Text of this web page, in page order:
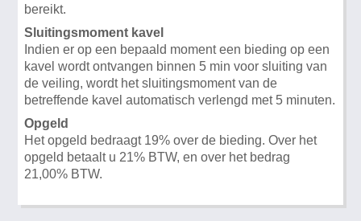
bereikt.
Sluitingsmoment kavel
Indien er op een bepaald moment een bieding op een
kavel wordt ontvangen binnen 5 min voor sluiting van
de veiling, wordt het sluitingsmoment van de
betreffende kavel automatisch verlengd met 5 minuten.
Opgeld
Het opgeld bedraagt 19% over de bieding. Over het
opgeld betaalt u 21% BTW, en over het bedrag
21,00% BTW.